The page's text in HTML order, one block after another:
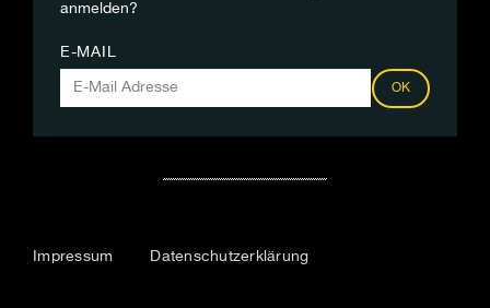
anmelden?
E-MAIL
OK
Impressum Datenschutzerklärung